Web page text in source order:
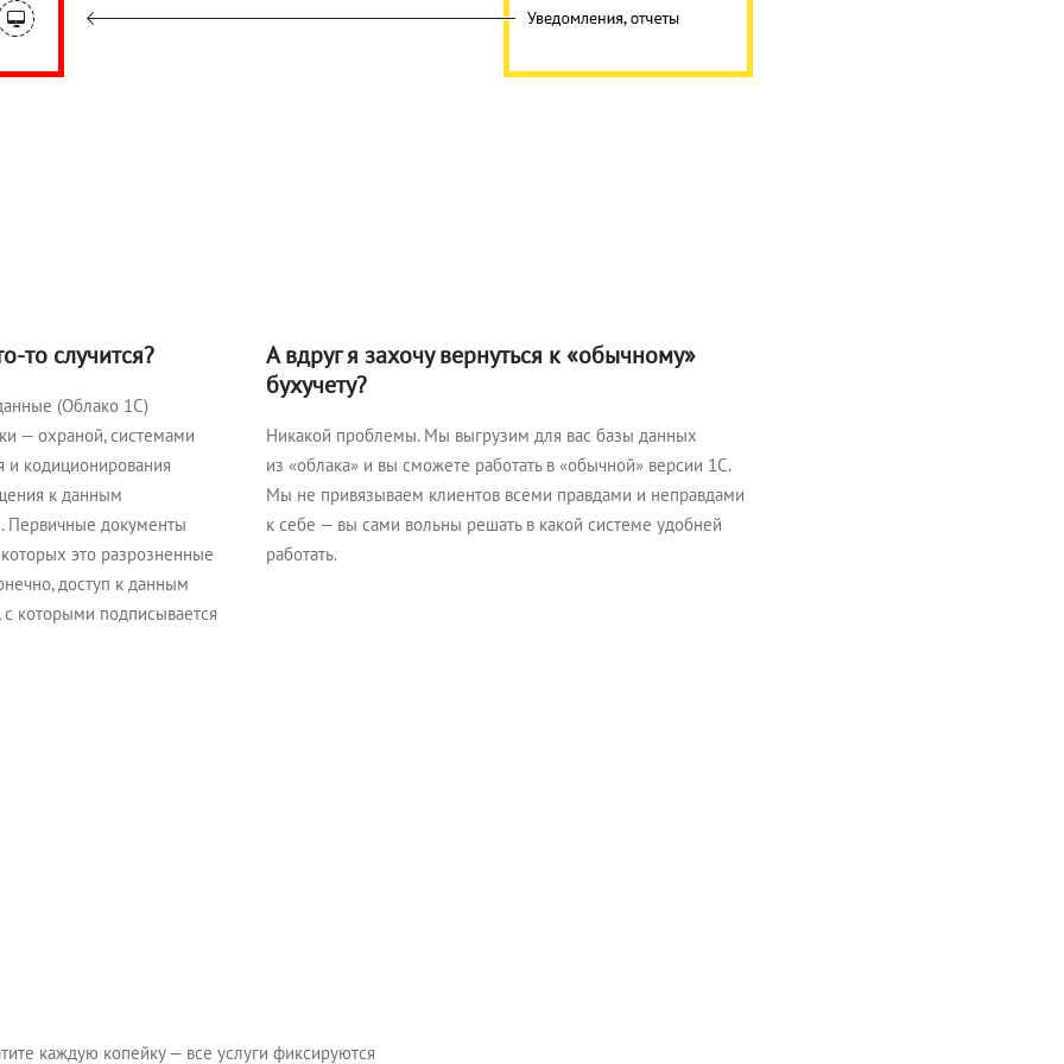
то случится?
(Облако 1С)
— охраной, системами
и кодиционирования
к данным
Первичные документы
это разрозненные
доступ к данным
которыми подписывается
А вдруг я захочу вернуться к «обычному»
бухучету?
Никакой проблемы. Мы выгрузим для вас базы данных
из «облака» и вы сможете работать в «обычной» версии 1С.
Мы не привязываем клиентов всеми правдами и неправдами
к себе — вы сами вольны решать в какой системе удобней
работать.
каждую копейку — все услуги фиксируются